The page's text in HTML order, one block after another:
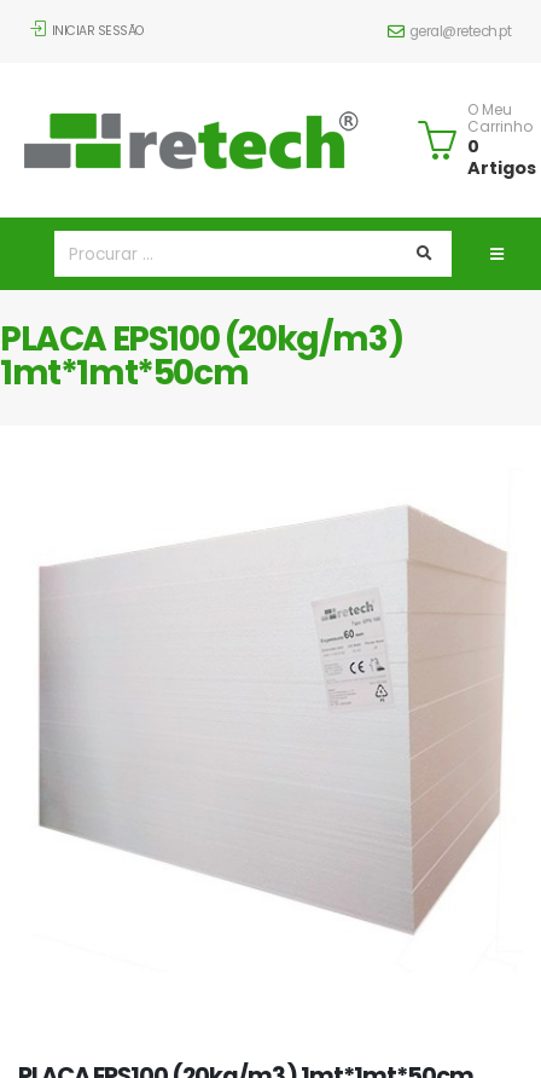
INICIAR SESSÃO geral@retech.pt
O Meu
Carrinho
0
Artigos
PLACA EPS100 (20kg/m3)
1mt*1mt*50cm